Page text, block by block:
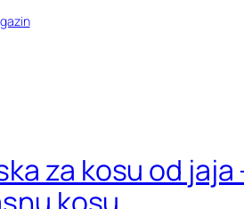
za kosu od